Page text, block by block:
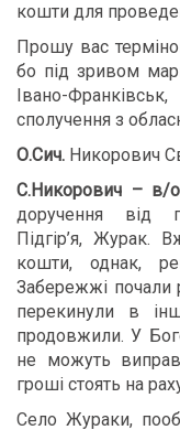
кошти для
Прошу вас
бо під зривом
Івано-
сполучення з
О.Сич. Никорович
С.Никорович – в/
доручення від
Підгір’я, Журак.
кошти, однак,
Забережжі почали
перекинули в
продовжили. У
не можуть
гроші стоять на
Село Жураки,